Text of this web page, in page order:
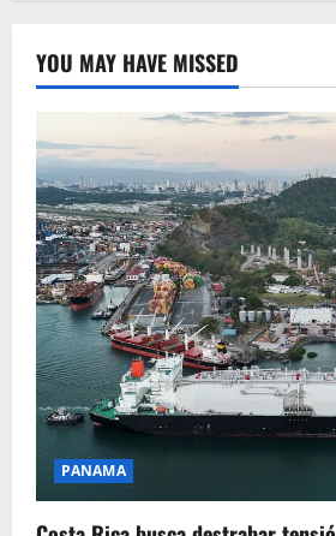
YOU MAY HAVE MISSED
PANAMA